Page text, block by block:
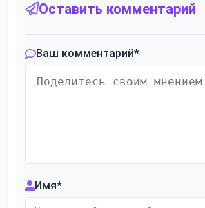
Оставить комментарий
Ваш комментарий*
Имя*